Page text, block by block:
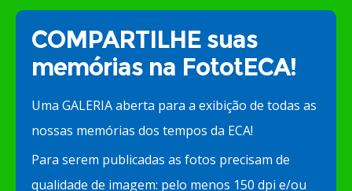
COMPARTILHE suas
memórias na FototECA!
Uma GALERIA aberta para a exibição de todas as
nossas memórias dos tempos da ECA!
Para serem publicadas as fotos precisam de
qualidade de imagem: pelo menos 150 dpi e/ou